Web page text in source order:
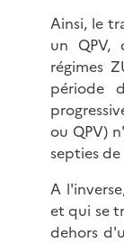
Ainsi, le
un QPV,
régimes
période
ou QPV)
septies
A
et qui se
dehors